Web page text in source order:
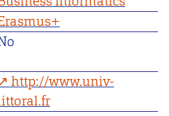
http://www.univ-